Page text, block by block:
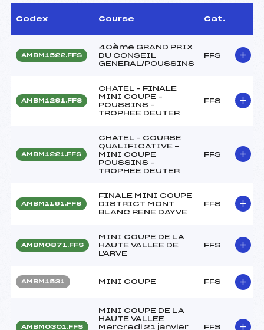
Codex Course Cat.
AMBM1522.FFS
40ème GRAND PRIX
DU CONSEIL
GENERAL/POUSSINS
FFS
AMBM1291.FFS
CHATEL – FINALE
MINI COUPE –
POUSSINS –
TROPHEE DEUTER
FFS
AMBM1221.FFS
CHATEL – COURSE
QUALIFICATIVE –
MINI COUPE
POUSSINS –
TROPHEE DEUTER
FFS
AMBM1161.FFS
FINALE MINI COUPE
DISTRICT MONT
BLANC RENE DAYVE
FFS
AMBM0871.FFS
MINI COUPE DE LA
HAUTE VALLEE DE
L'ARVE
FFS
AMBM1531 MINI COUPE FFS
AMBM0301.FFS
MINI COUPE DE LA
HAUTE VALLEE
Mercredi 21 janvier
FFS